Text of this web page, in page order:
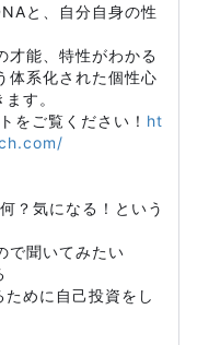
と、自分自身の性
才能、特性がわかる
体系化された個性心
す。
をご覧ください！ ht
？気になる！という
で聞いてみたい
ために自己投資をし